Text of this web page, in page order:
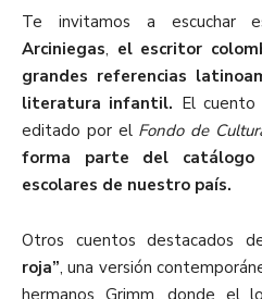
Te invitamos a escuchar
Arciniegas, el escritor
grandes referencias
literatura infantil. El cuento
editado por el Fondo de
forma parte del catálogo
escolares de nuestro país.
Otros cuentos destacados
roja”, una versión
hermanos Grimm, donde el